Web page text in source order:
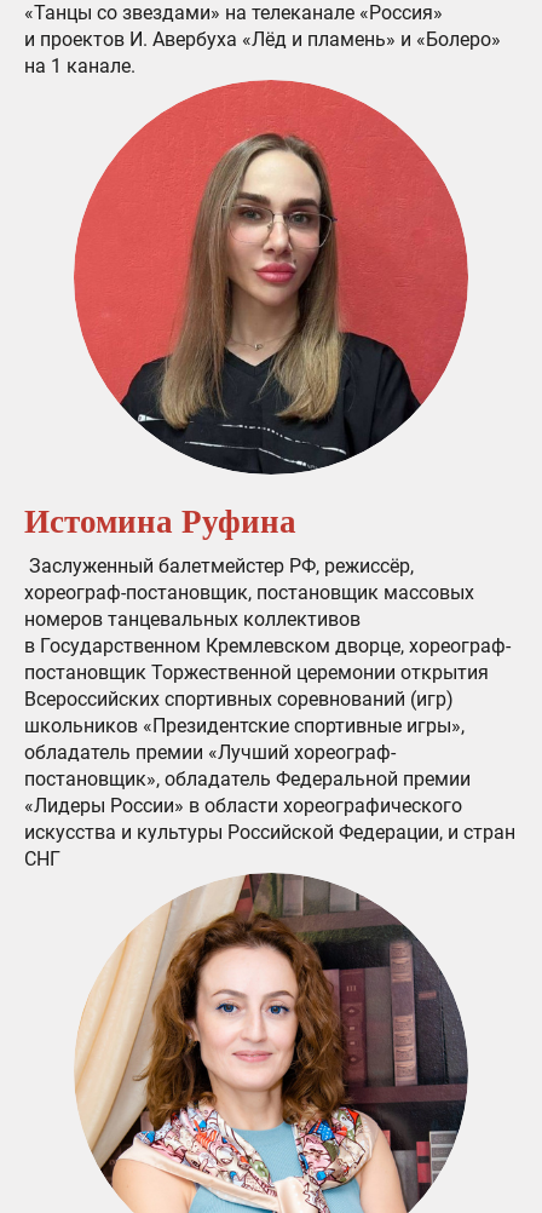
«Танцы со звездами» на телеканале «Россия»
и проектов И. Авербуха «Лёд и пламень» и «Болеро»
на 1 канале.
Истомина Руфина
Заслуженный балетмейстер РФ, режиссёр,
хореограф-постановщик, постановщик массовых
номеров танцевальных коллективов
в Государственном Кремлевском дворце, хореограф-
постановщик Торжественной церемонии открытия
Всероссийских спортивных соревнований (игр)
школьников «Президентские спортивные игры»,
обладатель премии «Лучший хореограф-
постановщик», обладатель Федеральной премии
«Лидеры России» в области хореографического
искусства и культуры Российской Федерации, и стран
СНГ